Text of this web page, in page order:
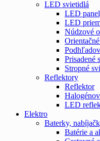
LED svietidlá
LED
LED
Núdzové
Prisadené
Stropné
Reflektory
Reflektor
LED
Elektro
Baterky,
Batérie a